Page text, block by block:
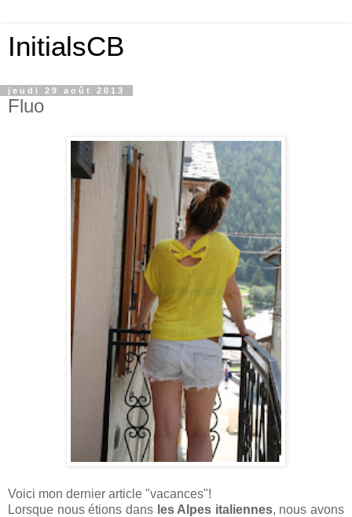
InitialsCB
jeudi 29 août 2013
Fluo
Voici mon dernier article "vacances"!
Lorsque nous étions dans les Alpes italiennes, nous avons